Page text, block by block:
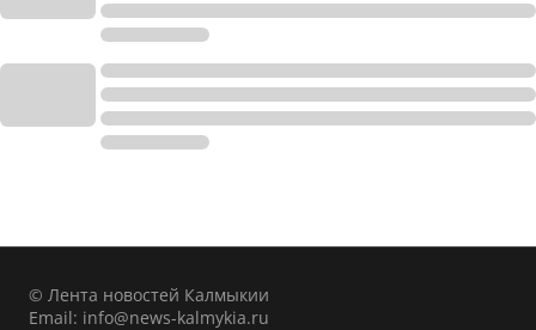
© Лента новостей Калмыкии
Email: info@news-kalmykia.ru